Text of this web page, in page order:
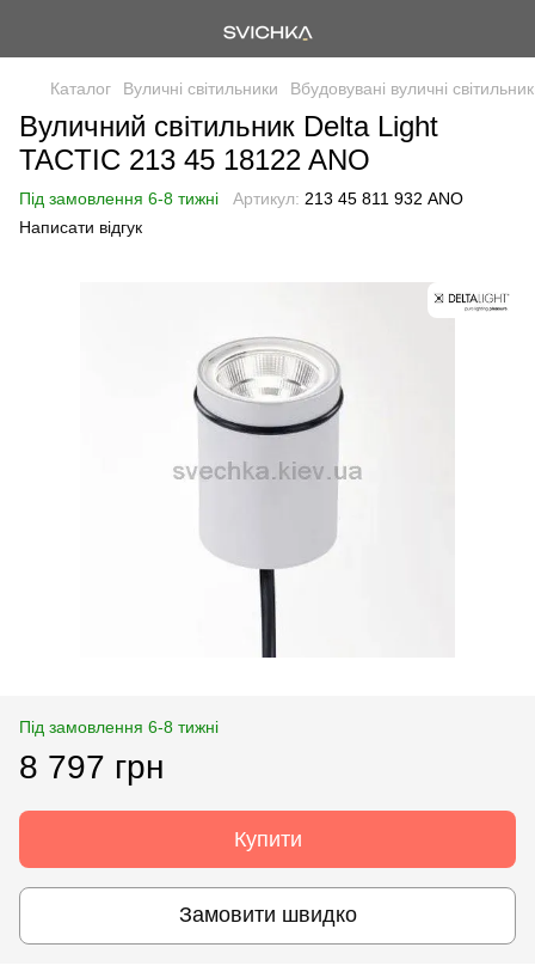
Каталог Вуличні світильники Вбудовувані вуличні
Вуличний світильник Delta Light
TACTIC 213 45 18122 ANO
Під замовлення 6-8 тижні Артикул: 213 45 811 932 ANO
Написати відгук
Під замовлення 6-8 тижні
8 797 грн
Купити
Замовити швидко